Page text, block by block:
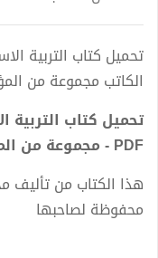
الكاتب مجموعة من
تحميل كتاب
PDF - مجموعة من المؤلفين
هذا الكتاب من تأليف
محفوظة لصاحبها